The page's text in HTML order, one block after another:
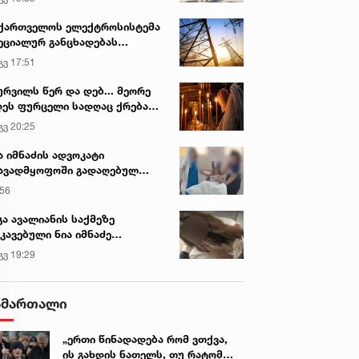
ელექტროსისტემა
განცხადებას
17:51
წერ და დებ... მეორე
ფურცელი სადღაც ქრება
სურვილი სრულდება...“ -
ტაძარი შიდა
20:25
იმნაძის ადვოკატი
გადაღებულ
ავრცელებს
ავალიანის საქმეზე
ნია იმნაძე
გადაჰყავთ
19:29
„ერთი წინადადება რომ ვთქვა,
ის გახდის ნათელს, თუ რატომ